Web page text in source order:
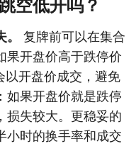
空低开吗？
复牌前可以在集合
果开盘价高于跌停价
以开盘价成交，避免
：如果开盘价就是跌停
损失较大。更稳妥的
小时的换手率和成交